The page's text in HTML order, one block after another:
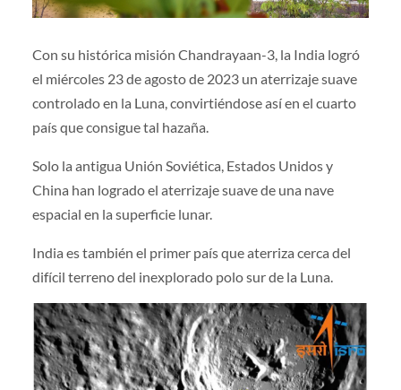
Con su histórica misión Chandrayaan-3, la India logró
el miércoles 23 de agosto de 2023 un aterrizaje suave
controlado en la Luna, convirtiéndose así en el cuarto
país que consigue tal hazaña.
Solo la antigua Unión Soviética, Estados Unidos y
China han logrado el aterrizaje suave de una nave
espacial en la superficie lunar.
India es también el primer país que aterriza cerca del
difícil terreno del inexplorado polo sur de la Luna.